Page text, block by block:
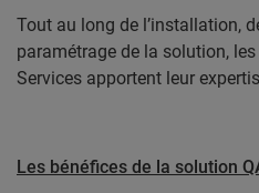
Tout au long de l’installation,
paramétrage de la solution,
Services apportent leur
Les bénéfices de la solution